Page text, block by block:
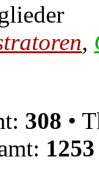
,
308 •
1253